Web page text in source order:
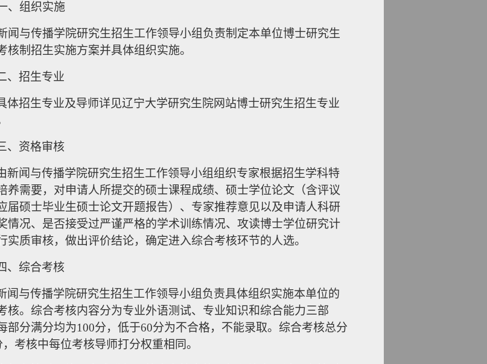
、组织实施
闻与传播学院研究生招生工作领导小组负责制定本单位博士研究生
核制招生实施方案并具体组织实施。
、招生专业
体招生专业及导师详见辽宁大学研究生院网站博士研究生招生专业
、 资格审核
新闻与传播学院研究生招生工作领导小组组织专家根据招生学科特
养需要， 对申请人所提交的硕士课程成绩、 硕士学位论文（含评议
届硕士毕业生硕士论文开题报告）、专家推荐意见以及申请人科研
情况、是否接受过严谨严格的学术训练情况、攻读博士学位研究计
实质审核，做出评价结论，确定进入综合考核环节的人选。
、 综合考核
闻与传播学院研究生招生工作领导小组负责具体组织实施本单位的
核。综合考核内容分为专业外语测试、专业知识和综合能力三部
部分满分均为100分，低于60分为不合格，不能录取。综合考核总分
，考核中每位考核导师打分权重相同。